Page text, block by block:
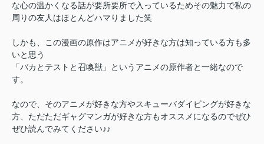
な心の温かくなる話が要所要所で入っているためその魅力で私の
周りの友人はほとんどハマりました笑
しかも、この漫画の原作はアニメが好きな方は知っている方も多
いと思う
「バカとテストと召喚獣」というアニメの原作者と一緒なので
す。
なので、そのアニメが好きな方やスキューバダイビングが好きな
方、ただただギャグマンガが好きな方もオススメになるのでぜひ
ぜひ読んでみてください♪♪